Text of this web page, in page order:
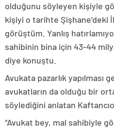
olduğunu söyleyen kişiyle
kişiyi o tarihte Şişhane’deki
görüştüm. Yanlış
sahibinin bina için 43-44
diye konuştu.
Avukata pazarlık yapılması
avukatların da olduğu bir
söylediğini anlatan
“Avukat bey, mal sahibiyle